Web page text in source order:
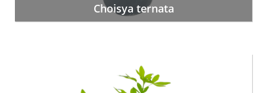
Choisya ternata